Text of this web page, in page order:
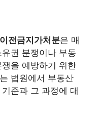
전금지가처분은 매
권 분쟁이나 부동
을 예방하기 위한
법원에서 부동산
준과 그 과정에 대